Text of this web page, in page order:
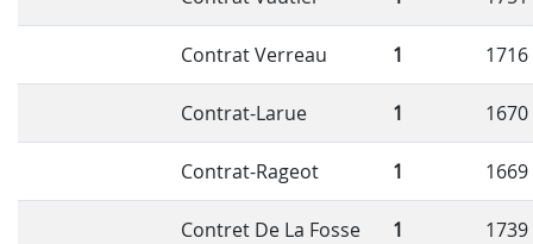
Contrat Verreau 1 1716
Contrat-Larue 1 1670
Contrat-Rageot 1 1669
Contret De La Fosse 1 1739